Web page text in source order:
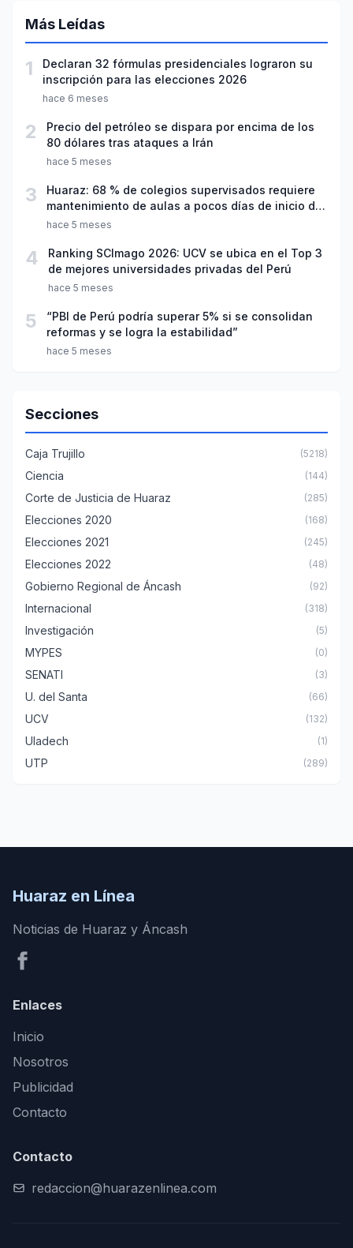
Más Leídas
1
Declaran 32 fórmulas presidenciales lograron su
inscripción para las elecciones 2026
hace 6 meses
2
Precio del petróleo se dispara por encima de los
80 dólares tras ataques a Irán
hace 5 meses
3
Huaraz: 68 % de colegios supervisados requiere
mantenimiento de aulas a pocos días de inicio del
año escolar 2026
hace 5 meses
4
Ranking SCImago 2026: UCV se ubica en el Top 3
de mejores universidades privadas del Perú
hace 5 meses
5
“PBI de Perú podría superar 5% si se consolidan
reformas y se logra la estabilidad”
hace 5 meses
Secciones
Caja Trujillo (5218)
Ciencia (144)
Corte de Justicia de Huaraz (285)
Elecciones 2020 (168)
Elecciones 2021 (245)
Elecciones 2022 (48)
Gobierno Regional de Áncash (92)
Internacional (318)
Investigación (5)
MYPES (0)
SENATI (3)
U. del Santa (66)
UCV (132)
Uladech (1)
UTP (289)
Huaraz en Línea
Noticias de Huaraz y Áncash
Enlaces
Inicio
Nosotros
Publicidad
Contacto
Contacto
redaccion@huarazenlinea.com